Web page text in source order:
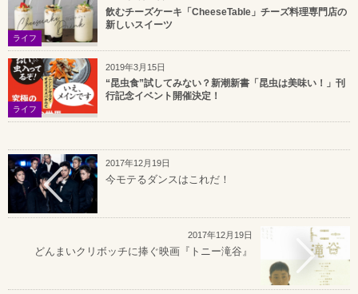
ライフ
飲むチーズケーキ「CheeseTable」チーズ料理専門店の
新しいスイーツ
2019年3月15日
ライフ
“昆虫食”試してみない？新潮新書「昆虫は美味い！」刊
行記念イベント開催決定！
2017年12月19日
今モテるダンスはこれだ！
2017年12月19日
どんまいクリボッチに捧ぐ映画『トニー滝谷』